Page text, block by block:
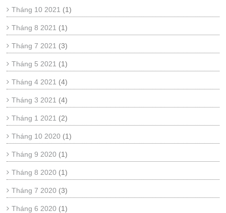
Tháng 10 2021 (1)
Tháng 8 2021 (1)
Tháng 7 2021 (3)
Tháng 5 2021 (1)
Tháng 4 2021 (4)
Tháng 3 2021 (4)
Tháng 1 2021 (2)
Tháng 10 2020 (1)
Tháng 9 2020 (1)
Tháng 8 2020 (1)
Tháng 7 2020 (3)
Tháng 6 2020 (1)